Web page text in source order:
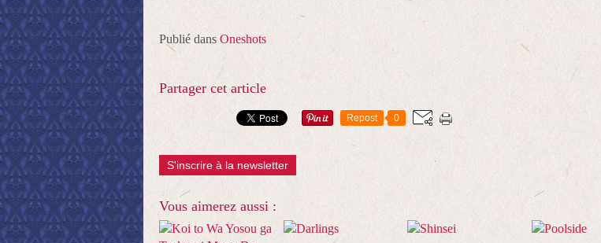
Publié dans Oneshots
Partager cet article
Repost 0
S'inscrire à la newsletter
Vous aimerez aussi :